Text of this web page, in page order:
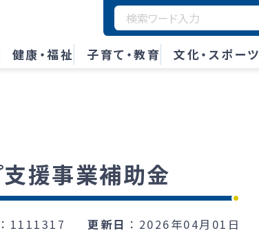
健康・福祉 子育て・教育 文化・スポーツ
援事業補助金
1111317 更新日 2026年04月01日